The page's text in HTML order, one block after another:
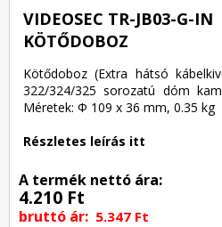
VIDEOSEC TR-JB03-G-IN
KÖTŐDOBOZ
Kötődoboz (Extra hátsó
322/324/325 sorozatú dóm
Méretek: Φ 109 x 36 mm, 0.35 kg
Részletes leírás itt
A termék nettó ára:
4.210 Ft
bruttó ár: 5.347 Ft